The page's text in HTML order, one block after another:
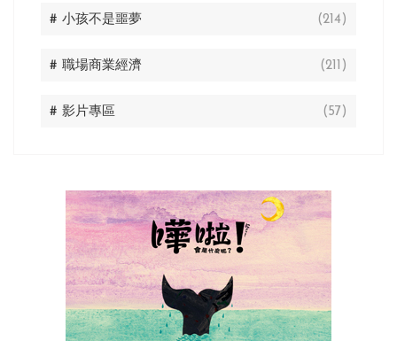
# 小孩不是噩夢 (214)
# 職場商業經濟 (211)
# 影片專區 (57)